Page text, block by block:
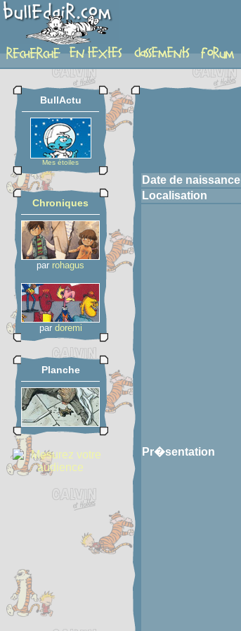
profil
BullActu
Mes étoiles
Chroniques
par rohagus
par doremi
Planche
Date de naissance
Localisation
Pr�sentation